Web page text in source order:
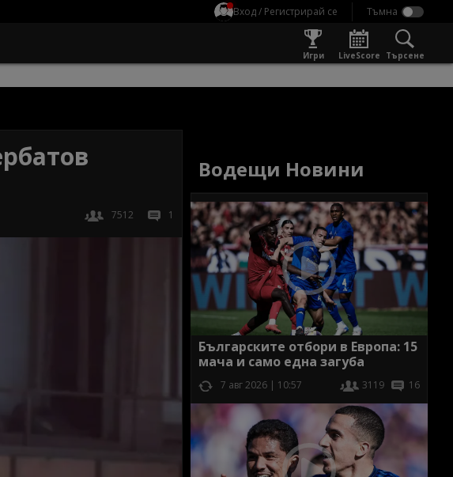
Вход / Регистрирай се
Игри LiveScore Търсене
7512 1
Водещи Новини
Българските отбори в Европа: 15
мача и само една загуба
7 авг 2026 | 10:57 3119 16